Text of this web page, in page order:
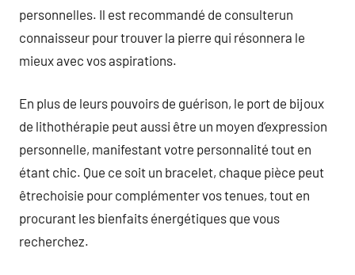
personnelles. Il est recommandé de consulterun
connaisseur pour trouver la pierre qui résonnera le
mieux avec vos aspirations.
En plus de leurs pouvoirs de guérison, le port de bijoux
de lithothérapie peut aussi être un moyen d’expression
personnelle, manifestant votre personnalité tout en
étant chic. Que ce soit un bracelet, chaque pièce peut
êtrechoisie pour complémenter vos tenues, tout en
procurant les bienfaits énergétiques que vous
recherchez.